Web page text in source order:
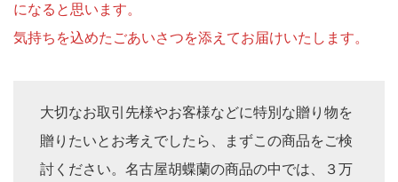
になると思います。
気持ちを込めたごあいさつを添えてお届けいたします。
大切なお取引先様やお客様などに特別な贈り物を
贈りたいとお考えでしたら、まずこの商品をご検
討ください。名古屋胡蝶蘭の商品の中では、３万